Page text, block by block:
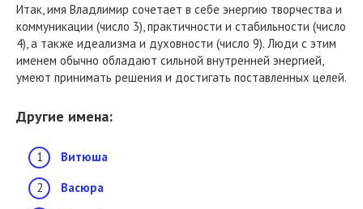
Итак, имя Владлимир сочетает в себе энергию творчества и
коммуникации (число 3), практичности и стабильности (число
4), а также идеализма и духовности (число 9). Люди с этим
именем обычно обладают сильной внутренней энергией,
умеют принимать решения и достигать поставленных целей.
Другие имена:
Витюша
Васюра